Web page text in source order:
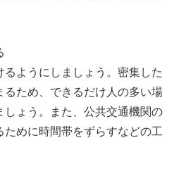
ようにしましょう。密集した
ため、できるだけ人の多い場
しょう。また、公共交通機関の
めに時間帯をずらすなどの工